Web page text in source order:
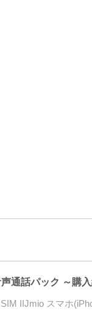
通話パック ～購
IIJmio スマホ